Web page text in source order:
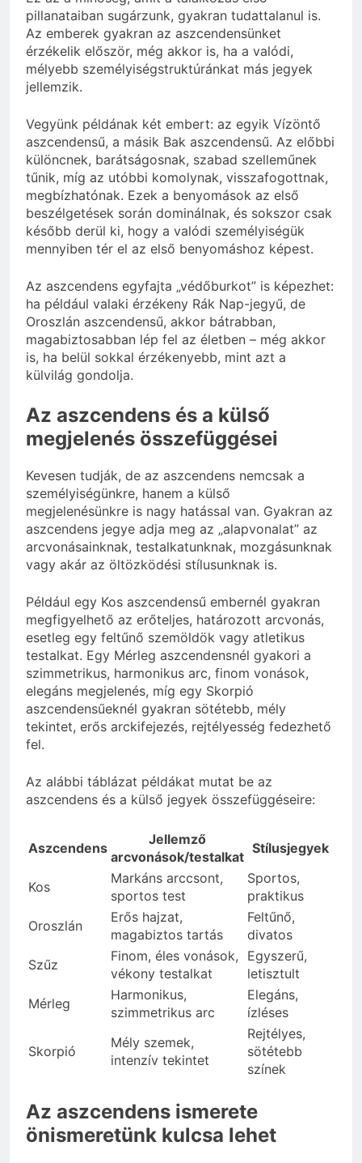
pillanataiban sugárzunk, gyakran tudattalanul is.
Az emberek gyakran az aszcendensünket
érzékelik először, még akkor is, ha a valódi,
mélyebb személyiségstruktúránkat más jegyek
jellemzik.
Vegyünk példának két embert: az egyik Vízöntő
aszcendensű, a másik Bak aszcendensű. Az előbbi
különcnek, barátságosnak, szabad szelleműnek
tűnik, míg az utóbbi komolynak, visszafogottnak,
megbízhatónak. Ezek a benyomások az első
beszélgetések során dominálnak, és sokszor csak
később derül ki, hogy a valódi személyiségük
mennyiben tér el az első benyomáshoz képest.
Az aszcendens egyfajta „védőburkot” is képezhet:
ha például valaki érzékeny Rák Nap-jegyű, de
Oroszlán aszcendensű, akkor bátrabban,
magabiztosabban lép fel az életben – még akkor
is, ha belül sokkal érzékenyebb, mint azt a
külvilág gondolja.
Az aszcendens és a külső
megjelenés összefüggései
Kevesen tudják, de az aszcendens nemcsak a
személyiségünkre, hanem a külső
megjelenésünkre is nagy hatással van. Gyakran az
aszcendens jegye adja meg az „alapvonalat” az
arcvonásainknak, testalkatunknak, mozgásunknak
vagy akár az öltözködési stílusunknak is.
Például egy Kos aszcendensű embernél gyakran
megfigyelhető az erőteljes, határozott arcvonás,
esetleg egy feltűnő szemöldök vagy atletikus
testalkat. Egy Mérleg aszcendensnél gyakori a
szimmetrikus, harmonikus arc, finom vonások,
elegáns megjelenés, míg egy Skorpió
aszcendensűeknél gyakran sötétebb, mély
tekintet, erős arckifejezés, rejtélyesség fedezhető
fel.
Az alábbi táblázat példákat mutat be az
aszcendens és a külső jegyek összefüggéseire:
Aszcendens
Jellemző
arcvonások/testalkat
Stílusjegyek
Kos
Markáns arccsont,
sportos test
Sportos,
praktikus
Oroszlán
Erős hajzat,
magabiztos tartás
Feltűnő,
divatos
Szűz
Finom, éles vonások,
vékony testalkat
Egyszerű,
letisztult
Mérleg
Harmonikus,
szimmetrikus arc
Elegáns,
ízléses
Skorpió
Mély szemek,
intenzív tekintet
Rejtélyes,
sötétebb
színek
Az aszcendens ismerete
önismeretünk kulcsa lehet